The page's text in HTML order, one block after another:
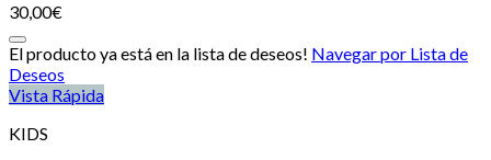
30,00€
El producto ya está en la lista de deseos! Navegar por Lista de
Deseos
Vista Rápida
KIDS